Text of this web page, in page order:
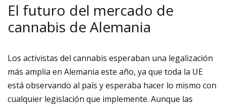
El futuro del mercado de
cannabis de Alemania
Los activistas del cannabis esperaban una legalización
más amplia en Alemania este año, ya que toda la UE
está observando al país y esperaba hacer lo mismo con
cualquier legislación que implemente. Aunque las